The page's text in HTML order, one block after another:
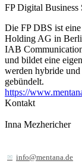
FP Digital
Die FP DBS ist
Holding AG in
IAB
und bildet eine
werden hybride
gebündelt.
https://
Kontakt
Inna Mezhericher
info@mentana.de